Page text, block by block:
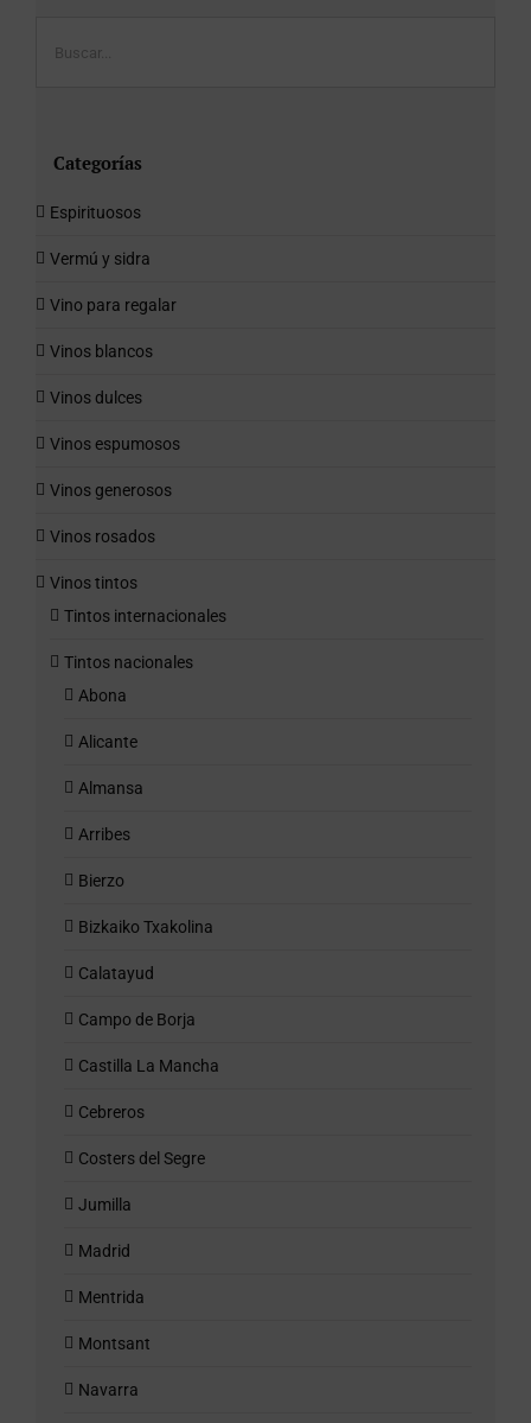
Categorías
Espirituosos
Vermú y sidra
Vino para regalar
Vinos blancos
Vinos dulces
Vinos espumosos
Vinos generosos
Vinos rosados
Vinos tintos
Tintos internacionales
Tintos nacionales
Abona
Alicante
Almansa
Arribes
Bierzo
Bizkaiko Txakolina
Calatayud
Campo de Borja
Castilla La Mancha
Cebreros
Costers del Segre
Jumilla
Madrid
Mentrida
Montsant
Navarra